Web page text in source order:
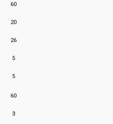
60
20
26
5
5
60
3